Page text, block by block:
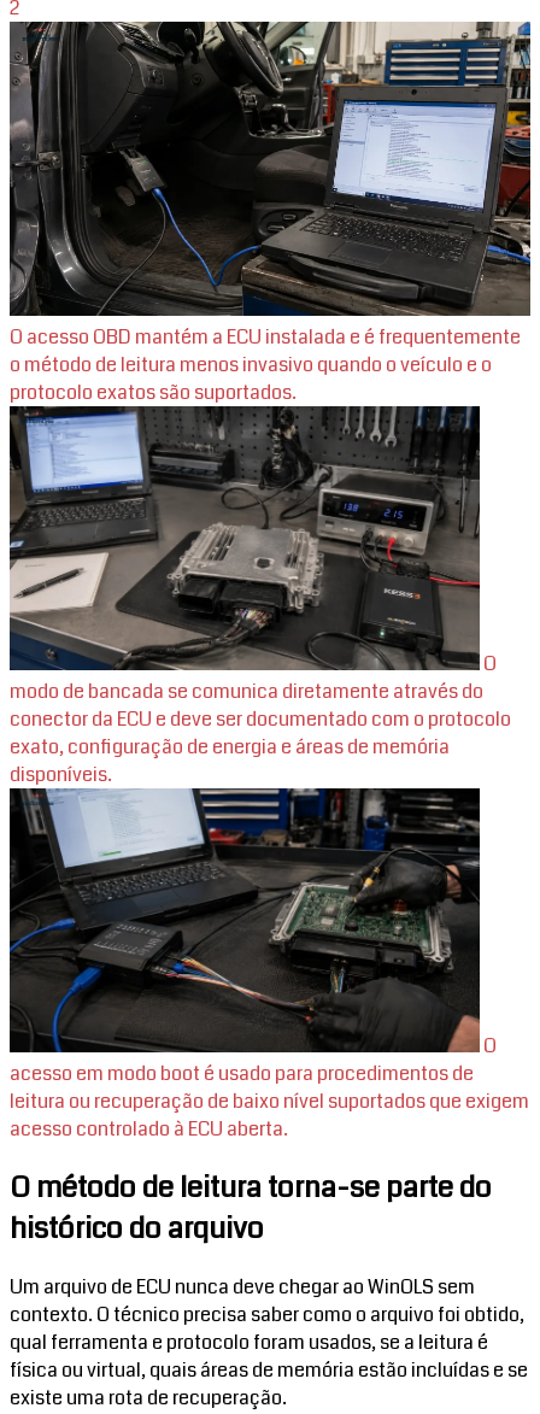
2
O acesso OBD mantém a ECU instalada e é frequentemente
o método de leitura menos invasivo quando o veículo e o
protocolo exatos são suportados.
O
modo de bancada se comunica diretamente através do
conector da ECU e deve ser documentado com o protocolo
exato, configuração de energia e áreas de memória
disponíveis.
O
acesso em modo boot é usado para procedimentos de
leitura ou recuperação de baixo nível suportados que exigem
acesso controlado à ECU aberta.
O método de leitura torna-se parte do
histórico do arquivo
Um arquivo de ECU nunca deve chegar ao WinOLS sem
contexto. O técnico precisa saber como o arquivo foi obtido,
qual ferramenta e protocolo foram usados, se a leitura é
física ou virtual, quais áreas de memória estão incluídas e se
existe uma rota de recuperação.